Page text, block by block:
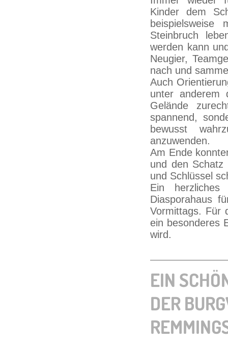
Kinder dem
Steinbruch
werden kann
Neugier,
nach und
Auch
unter anderem
Gelände
spannend,
bewusst
anzuwenden.
Am Ende
und den Schatz
und Schlüssel
Ein
Diasporahaus
Vormittags. Für
ein besonderes
wird.
EIN
DER